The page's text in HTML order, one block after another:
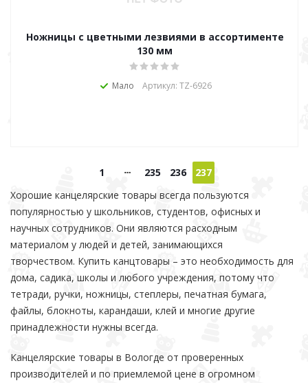
Ножницы с цветными лезвиями в ассортименте
130 мм
Мало Артикул: TZ-6926
1 235 236
237
Хорошие канцелярские товары всегда пользуются
популярностью у школьников, студентов, офисных и
научных сотрудников. Они являются расходным
материалом у людей и детей, занимающихся
творчеством. Купить канцтовары – это необходимость для
дома, садика, школы и любого учреждения, потому что
тетради, ручки, ножницы, степлеры, печатная бумага,
файлы, блокноты, карандаши, клей и многие другие
принадлежности нужны всегда.
Канцелярские товары в Вологде от проверенных
производителей и по приемлемой цене в огромном